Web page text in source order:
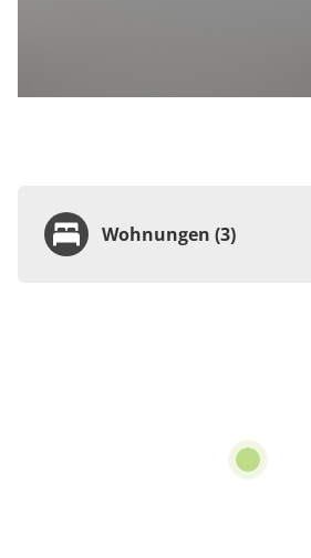
Wohnungen (3)
3 Wohnungen